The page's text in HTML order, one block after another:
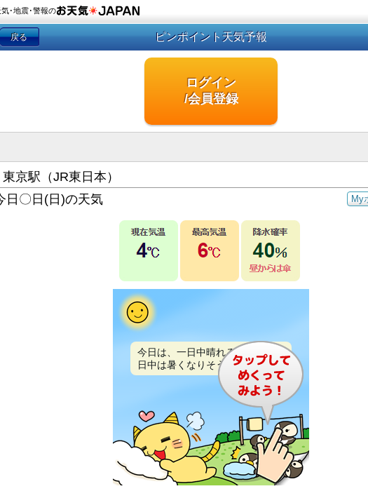
気･地震･警報の
戻る ピンポイント天気予報
ログイン
/会員登録
東京駅（JR東日本）
My
日〇日(日)の天気
今日は、一日中晴れるでしょう。
日中は暑くなりそうです。